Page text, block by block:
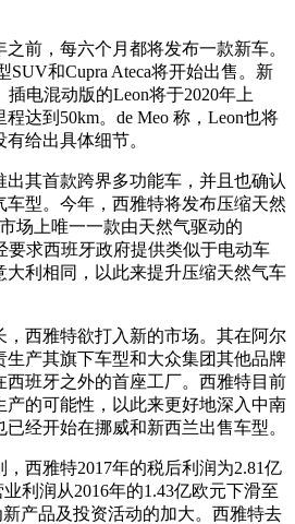
之前，每六个月都将发布一款新车。
SUV和Cupra Ateca将开始出售。新
电混动版的Leon将于2020年上
达到50km。de Meo 称，Leon也将
给出具体细节。
出其首款跨界多功能车，并且也确认
车型。今年，西雅特将发布压缩天然
场上唯一一款由天然气驱动的
要求西班牙政府提供类似于电动车
大利相同，以此来提升压缩天然气车
，西雅特欲打入新的市场。其在阿尔
生产其旗下车型和大众集团其他品牌
西班牙之外的首座工厂。西雅特目前
产的可能性，以此来更好地深入中南
经开始在挪威和新西兰出售车型。
西雅特2017年的税后利润为2.81亿
利润从2016年的1.43亿欧元下滑至
产品及投资活动的加大。西雅特去